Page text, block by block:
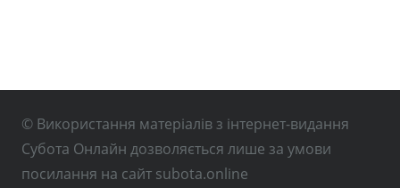
© Використання матеріалів з інтернет-видання
Субота Онлайн дозволяється лише за умови
посилання на сайт subota.online